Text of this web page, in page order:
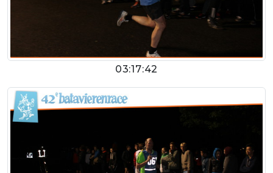
03:17:42